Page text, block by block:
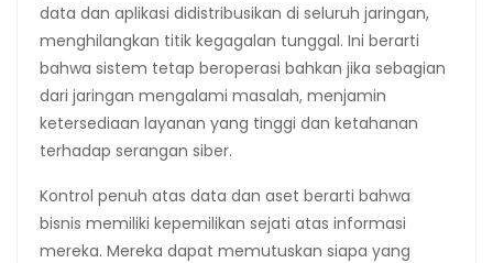
data dan aplikasi didistribusikan di seluruh jaringan,
menghilangkan titik kegagalan tunggal. Ini berarti
bahwa sistem tetap beroperasi bahkan jika sebagian
dari jaringan mengalami masalah, menjamin
ketersediaan layanan yang tinggi dan ketahanan
terhadap serangan siber.
Kontrol penuh atas data dan aset berarti bahwa
bisnis memiliki kepemilikan sejati atas informasi
mereka. Mereka dapat memutuskan siapa yang